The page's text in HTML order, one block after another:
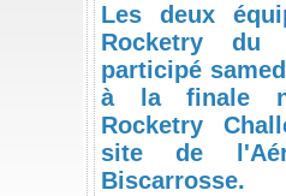
Les deux
Rocketry du
participé
à la finale
Rocketry
site de
Biscarrosse.